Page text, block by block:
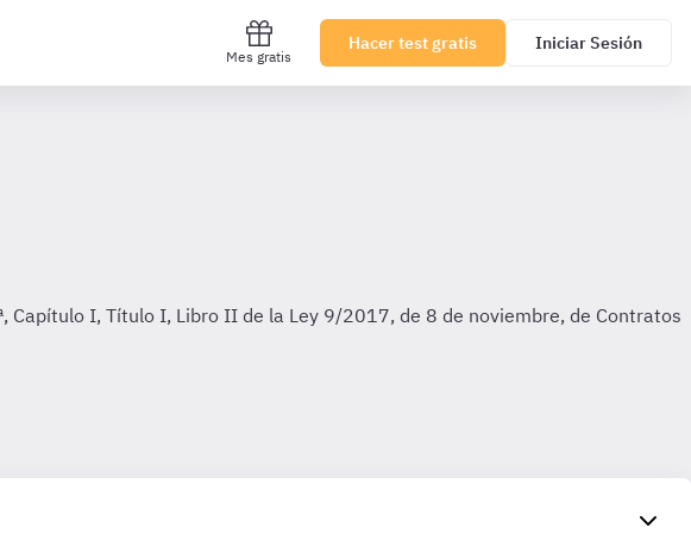
Mes gratis
Hacer test gratis Iniciar Sesión
Capítulo I, Título I, Libro II de la Ley 9/2017, de 8 de noviembre, de Contratos